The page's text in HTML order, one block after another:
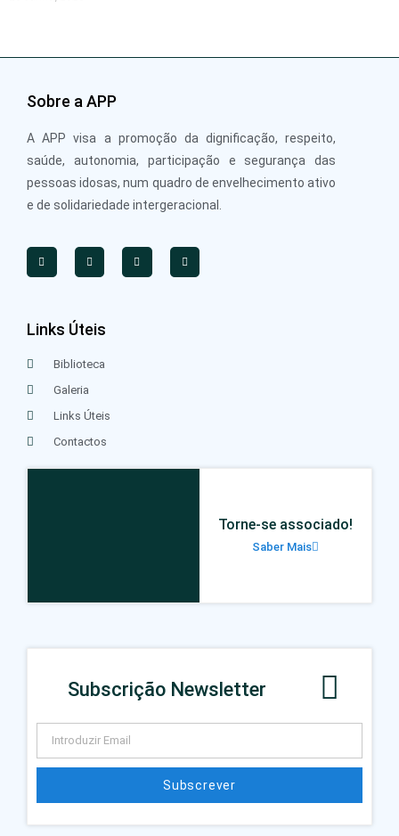
Sobre a APP
A APP visa a promoção da dignificação, respeito,
saúde, autonomia, participação e segurança das
pessoas idosas, num quadro de envelhecimento ativo
e de solidariedade intergeracional.
Links Úteis
Biblioteca
Galeria
Links Úteis
Contactos
Torne-se associado!
Saber Mais
Subscrição Newsletter
Subscrever